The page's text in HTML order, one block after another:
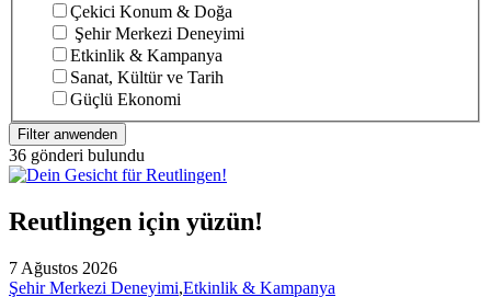
Çekici Konum & Doğa
Şehir Merkezi Deneyimi
Etkinlik & Kampanya
Sanat, Kültür ve Tarih
Güçlü Ekonomi
Filter anwenden
36 gönderi bulundu
Reutlingen için yüzün!
7 Ağustos 2026
Şehir Merkezi Deneyimi,Etkinlik & Kampanya